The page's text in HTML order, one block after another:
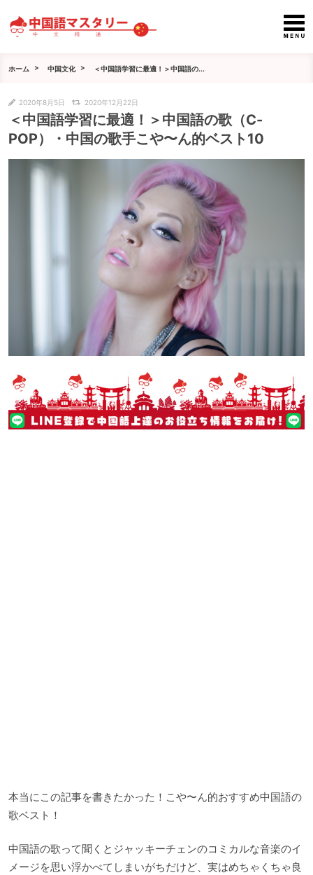
ホーム 中国文化 ＜中国語学習に最適！＞中国語の...
2020年8月5日 2020年12月22日
＜中国語学習に最適！＞中国語の歌（C-
POP）・中国の歌手こや〜ん的ベスト10
本当にこの記事を書きたかった！こや〜ん的おすすめ中国語の
歌ベスト！
中国語の歌って聞くとジャッキーチェンのコミカルな音楽のイ
メージを思い浮かべてしまいがちだけど、実はめちゃくちゃ良